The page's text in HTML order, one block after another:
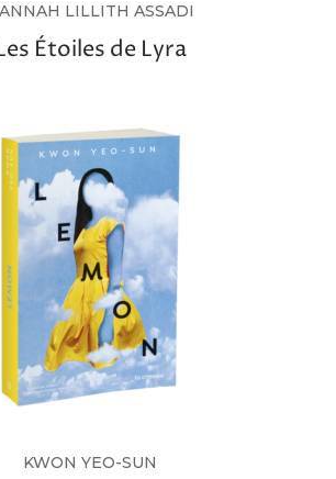
LILLITH ASSADI
Étoiles de Lyra
KWON YEO-SUN